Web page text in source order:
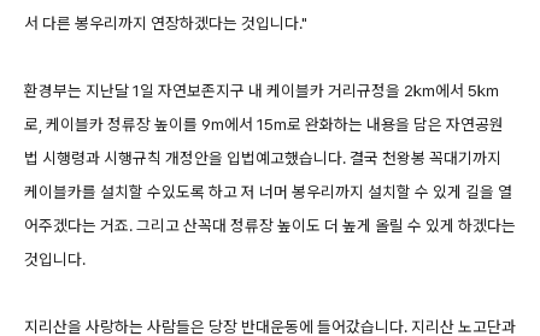
서 다른 봉우리까지 연장하겠다는 것입니다."
환경부는 지난달 1일 자연보존지구 내 케이블카 거리규정을 2㎞에서 5㎞
로, 케이블카 정류장 높이를 9m에서 15m로 완화하는 내용을 담은 자연공원
법 시행령과 시행규칙 개정안을 입법예고했습니다. 결국 천왕봉 꼭대기까지
케이블카를 설치할 수있도록 하고 저 너머 봉우리까지 설치할 수 있게 길을 열
어주겠다는 거죠. 그리고 산꼭대 정류장 높이도 더 높게 올릴 수 있게 하겠다는
것입니다.
지리산을 사랑하는 사람들은 당장 반대운동에 들어갔습니다. 지리산 노고단과